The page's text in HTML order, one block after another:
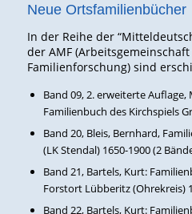
Neue Ortsfamilienbücher
In der Reihe der
der AMF
Familienforschung) sind
Band 09, 2. erweiterte Auflage,
Familienbuch des Kirchspiels
Band 20, Bleis, Bernhard,
(LK Stendal) 1650-1900 (2
Band 21, Bartels, Kurt:
Forstort Lübberitz (Ohrekreis)
Band 22, Bartels, Kurt: